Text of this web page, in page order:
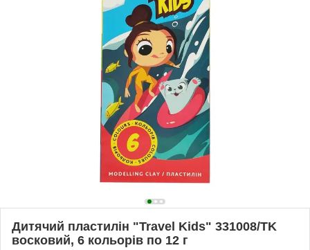
Дитячий пластилін "Travel Kids" 331008/TK
восковий, 6 кольорів по 12 г